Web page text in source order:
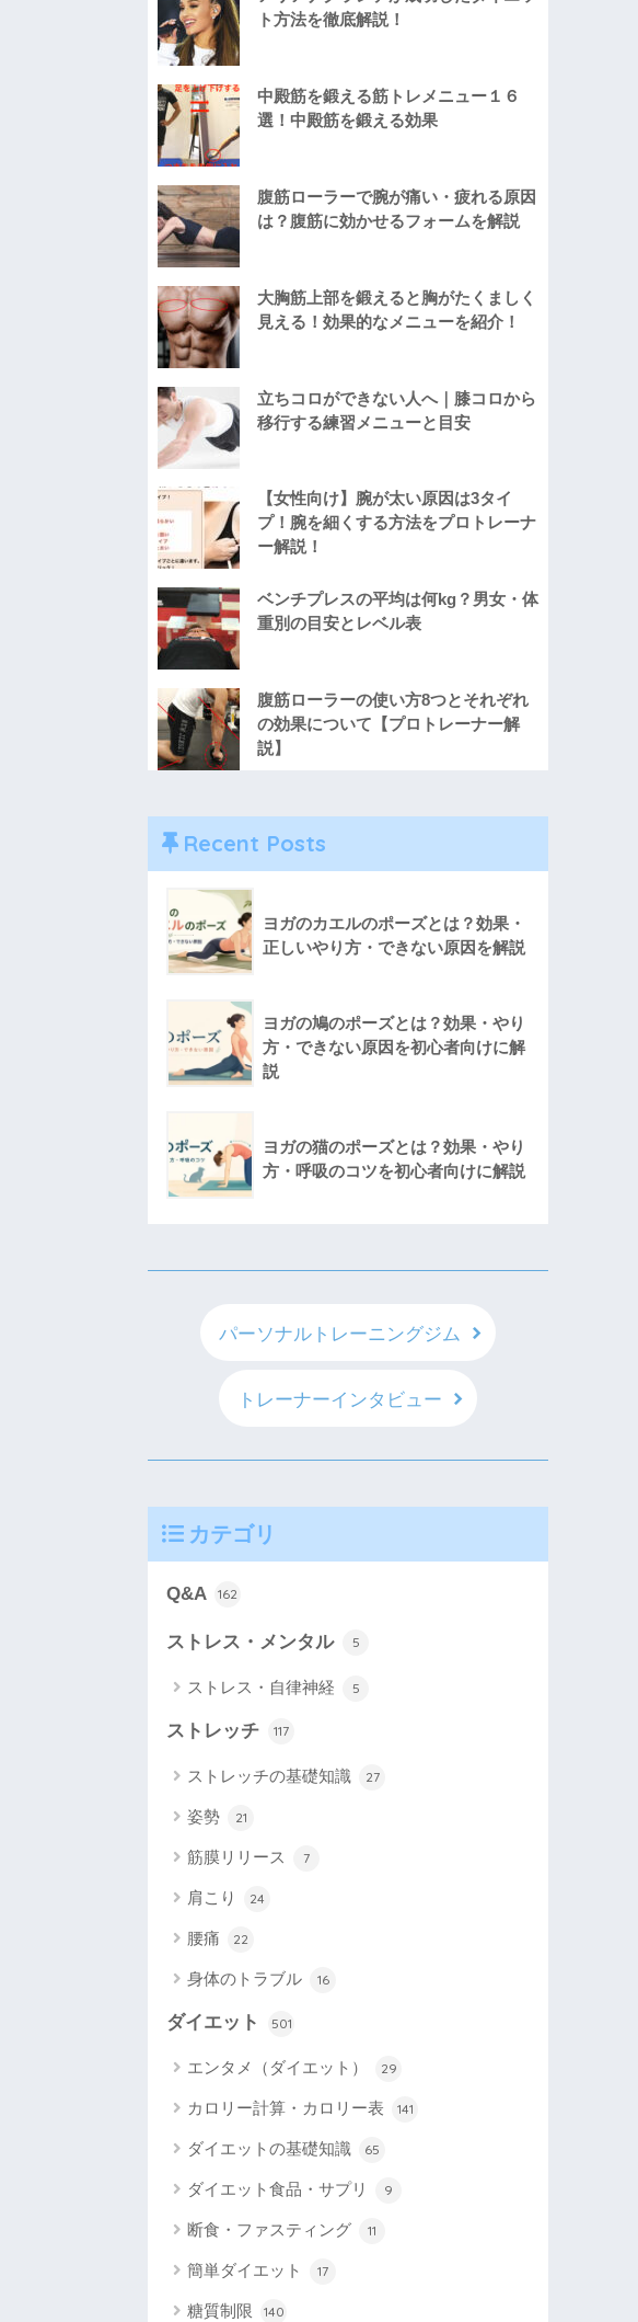
ト方法を徹底解説！
中殿筋を鍛える筋トレメニュー１６
選！中殿筋を鍛える効果
腹筋ローラーで腕が痛い・疲れる原因
は？腹筋に効かせるフォームを解説
大胸筋上部を鍛えると胸がたくましく
見える！効果的なメニューを紹介！
立ちコロができない人へ｜膝コロから
移行する練習メニューと目安
【女性向け】腕が太い原因は3タイ
プ！腕を細くする方法をプロトレーナ
ー解説！
ベンチプレスの平均は何kg？男女・体
重別の目安とレベル表
腹筋ローラーの使い方8つとそれぞれ
の効果について【プロトレーナー解
説】
Recent Posts
ヨガのカエルのポーズとは？効果・
正しいやり方・できない原因を解説
ヨガの鳩のポーズとは？効果・やり
方・できない原因を初心者向けに解
説
ヨガの猫のポーズとは？効果・やり
方・呼吸のコツを初心者向けに解説
パーソナルトレーニングジム
トレーナーインタビュー
カテゴリ
Q&A 162
ストレス・メンタル 5
ストレス・自律神経 5
ストレッチ 117
ストレッチの基礎知識 27
姿勢 21
筋膜リリース 7
肩こり 24
腰痛 22
身体のトラブル 16
ダイエット 501
エンタメ（ダイエット） 29
カロリー計算・カロリー表 141
ダイエットの基礎知識 65
ダイエット食品・サプリ 9
断食・ファスティング 11
簡単ダイエット 17
糖質制限 140